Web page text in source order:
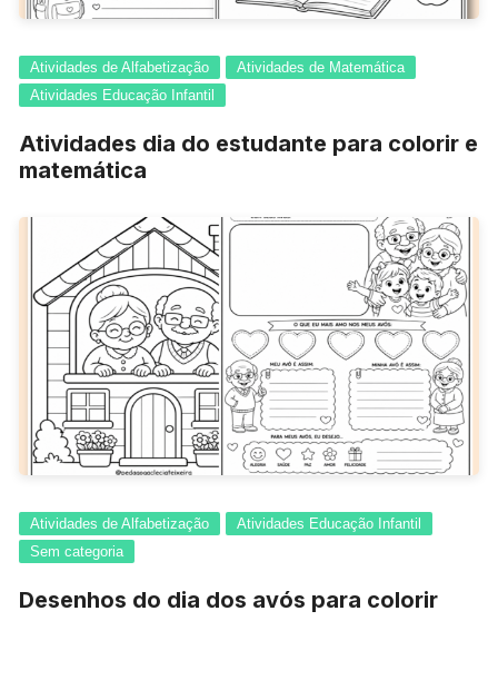
Atividades de Alfabetização
Atividades de Matemática
Atividades Educação Infantil
Atividades dia do estudante para colorir e
matemática
Atividades de Alfabetização
Atividades Educação Infantil
Sem categoria
Desenhos do dia dos avós para colorir